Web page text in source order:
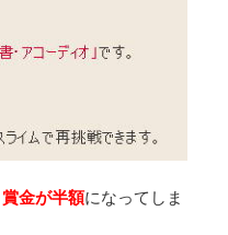
賞金が半額になってしま